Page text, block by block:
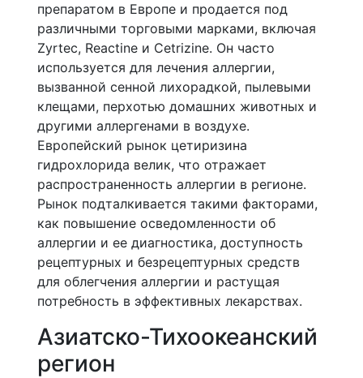
препаратом в Европе и продается под
различными торговыми марками, включая
Zyrtec, Reactine и Cetrizine. Он часто
используется для лечения аллергии,
вызванной сенной лихорадкой, пылевыми
клещами, перхотью домашних животных и
другими аллергенами в воздухе.
Европейский рынок цетиризина
гидрохлорида велик, что отражает
распространенность аллергии в регионе.
Рынок подталкивается такими факторами,
как повышение осведомленности об
аллергии и ее диагностика, доступность
рецептурных и безрецептурных средств
для облегчения аллергии и растущая
потребность в эффективных лекарствах.
Азиатско-Тихоокеанский
регион